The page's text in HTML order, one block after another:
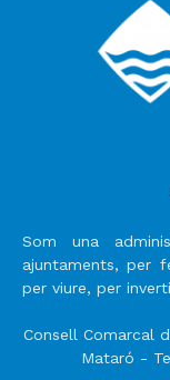
Som una
ajuntaments, per
per viure, per
Consell Comarcal
Mataró -